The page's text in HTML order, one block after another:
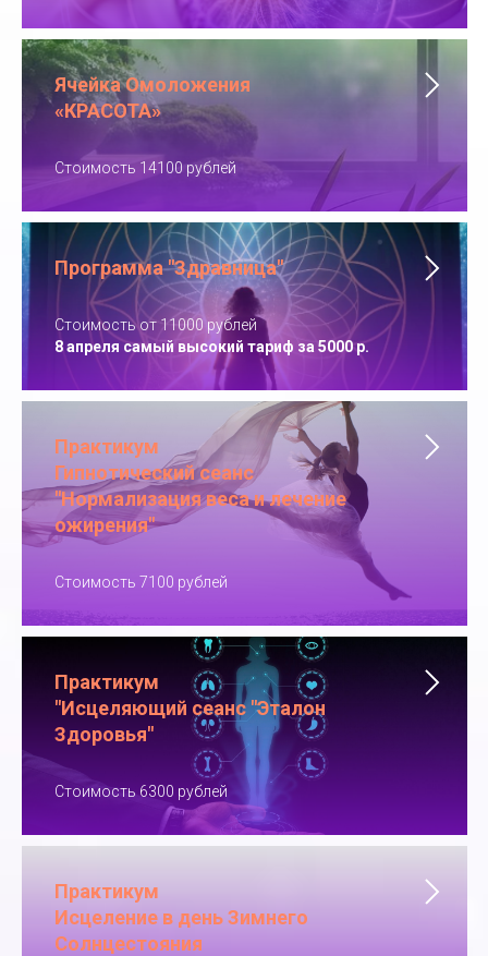
Ячейка Омоложения
«КРАСОТА»
Стоимость 14100 рублей
Программа "Здравница"
Стоимость от 11000 рублей
8 апреля самый высокий тариф за 5000 р.
Практикум
Гипнотический сеанс
"Нормализация веса и лечение
ожирения"
Стоимость 7100 рублей
Практикум
"Исцеляющий сеанс "Эталон
Здоровья"
Стоимость 6300 рублей
Практикум
Исцеление в день Зимнего
Солнцестояния